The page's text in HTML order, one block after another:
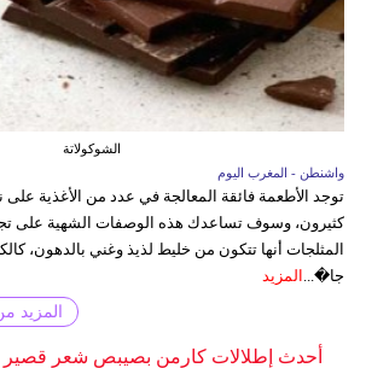
الشوكولاتة
واشنطن - المغرب اليوم
توجد الأطعمة فائقة المعالجة في عدد من الأغذية
كثيرون، وسوف تساعدك هذه الوصفات الشهية على
المثلجات أنها تتكون من خليط لذيذ وغني بالدهون،
جا�...
المزيد
المزيد
أحدث إطلالات كارمن بصيبص شعر قصير